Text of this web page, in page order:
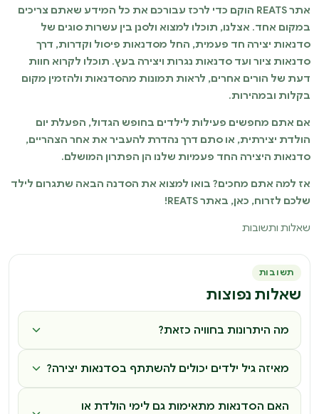
אתר REATS הוקם כדי לרכז עבורכם את כל המידע שאתם צריכים
במקום אחד. אצלנו, תוכלו למצוא ולסנן בין עשרות סוגים של
סדנאות יצירה חד פעמית, החל מסדנאות פיסול וקדרות, דרך
סדנאות ציור ועד סדנאות נגרות ויצירה בעץ. תוכלו לקרוא חוות
דעת של הורים אחרים, לראות תמונות מהסדנאות ולהזמין מקום
בקלות ובמהירות.
אם אתם מחפשים פעילות לילדים בחופש הגדול, הפעלת יום
הולדת יצירתית, או סתם דרך נהדרת להעביר את אחר הצהריים,
סדנאות היצירה החד פעמיות שלנו הן הפתרון המושלם.
אז למה אתם מחכים? בואו למצוא את הסדנה הבאה שתגרום לילד
שלכם לזרוח, כאן, באתר REATS!
שאלות ותשובות
תשובות
שאלות נפוצות
מה היתרונות בחוויה כזאת?
מאיזה גיל ילדים יכולים להשתתף בסדנאות יצירה?
האם הסדנאות מתאימות גם לימי הולדת או